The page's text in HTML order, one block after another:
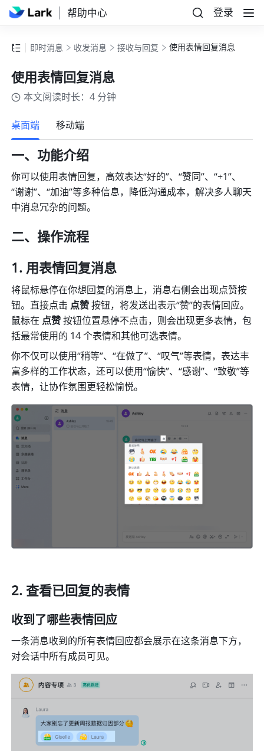
帮助中心 登录
即时消息 收发消息 接收与回复 使用表情回复消息
使用表情回复消息
本文阅读时长：4 分钟
桌面端
移动端
一、功能介绍
你可以使用表情回复，高效表达“好的”、“赞同”、“+1”、
“谢谢”、“加油”等多种信息，降低沟通成本，解决多人聊天
中消息冗杂的问题。
二、操作流程
用表情回复消息
将鼠标悬停在你想回复的消息上，消息右侧会出现点赞按
钮。直接点击 点赞 按钮，将发送出表示“赞”的表情回应。
鼠标在 点赞 按钮位置悬停不点击，则会出现更多表情，包
括最常使用的 14 个表情和其他可选表情。
你不仅可以使用“稍等”、“在做了”、“叹气”等表情，表达丰
富多样的工作状态，还可以使用“愉快”、“感谢”、“致敬”等
表情，让协作氛围更轻松愉悦。
查看已回复的表情
收到了哪些表情回应
一条消息收到的所有表情回应都会展示在这条消息下方，
对会话中所有成员可见。